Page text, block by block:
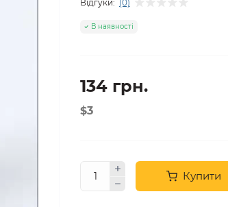
Відгуки: (0)
В наявності
134 грн.
$3
Купити